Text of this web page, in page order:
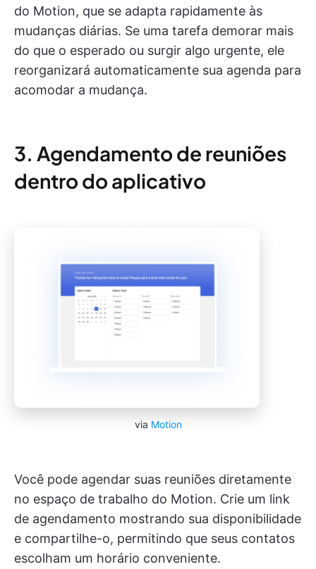
do Motion, que se adapta rapidamente às
mudanças diárias. Se uma tarefa demorar mais
do que o esperado ou surgir algo urgente, ele
reorganizará automaticamente sua agenda para
acomodar a mudança.
3. Agendamento de reuniões
dentro do aplicativo
via Motion
Você pode agendar suas reuniões diretamente
no espaço de trabalho do Motion. Crie um link
de agendamento mostrando sua disponibilidade
e compartilhe-o, permitindo que seus contatos
escolham um horário conveniente.